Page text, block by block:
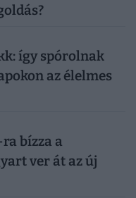
így spórolnak
az élelmes
bízza a
ver át az új